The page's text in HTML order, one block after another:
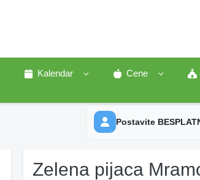
Kalendar Cene
Postavite
Zelena pijaca